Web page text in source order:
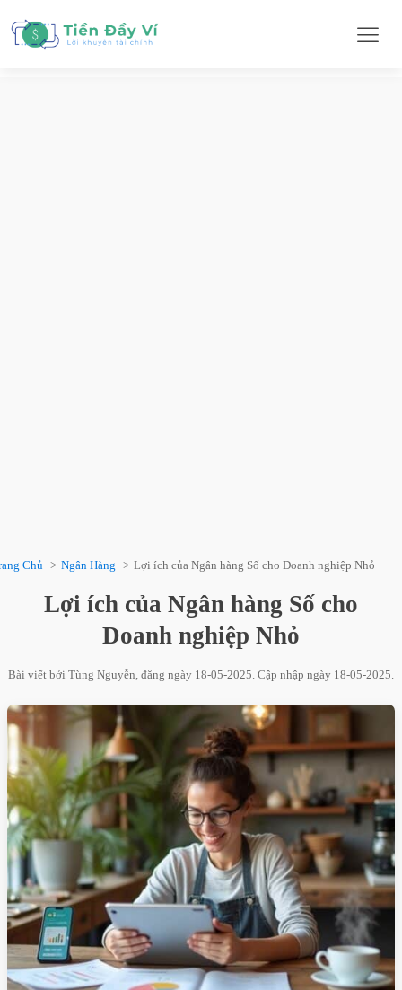
Chủ Ngân Hàng Lợi ích của Ngân hàng Số cho Doanh nghiệp Nhỏ
Lợi ích của Ngân hàng Số cho
Doanh nghiệp Nhỏ
Bài viết bởi Tùng Nguyễn, đăng ngày 18-05-2025. Cập nhập ngày 18-05-2025.